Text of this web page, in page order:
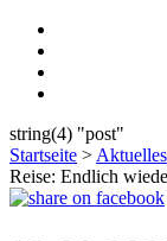
string(4) "post"
Startseite > Aktuelles
Reise: Endlich